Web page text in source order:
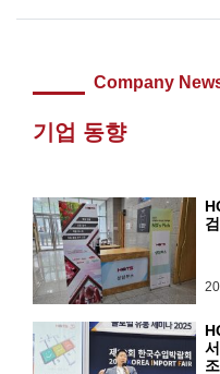
Company
기업 동향
조